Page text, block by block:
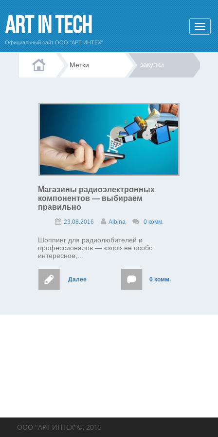
Art In Tech
Официальный сайт ООО "АРТ ИНТЕХ"
Метки закупки
Магазины радиоэлектронных
компонентов — выбираем
правильно
23.08.2016 Albina 0 комм.
Шоппинг для радиолюбителей и
профессионалов — «зло» не особо
интересное,...
Далее 0 комм.
ООО "АРТ ИНТЕХ"©, 2015